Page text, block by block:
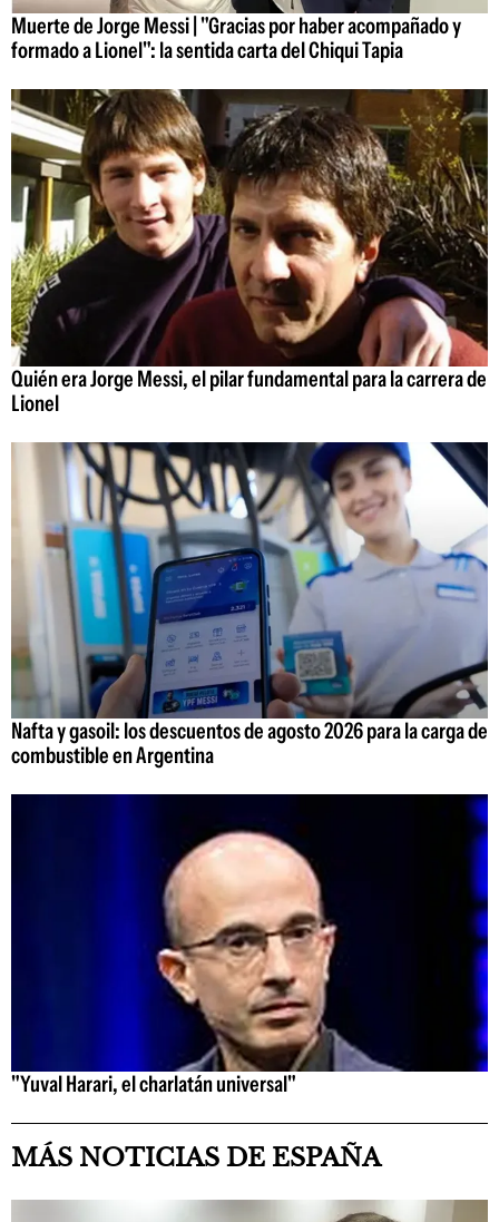
Muerte de Jorge Messi | "Gracias por haber acompañado y
formado a Lionel": la sentida carta del Chiqui Tapia
Quién era Jorge Messi, el pilar fundamental para la carrera de
Lionel
Nafta y gasoil: los descuentos de agosto 2026 para la carga de
combustible en Argentina
"Yuval Harari, el charlatán universal"
MÁS NOTICIAS DE ESPAÑA